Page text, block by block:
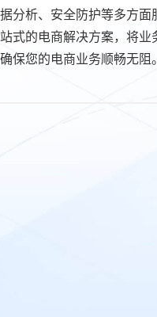
分析、安全防护等多方面
式的电商解决方案，将业
保您的电商业务顺畅无阻。